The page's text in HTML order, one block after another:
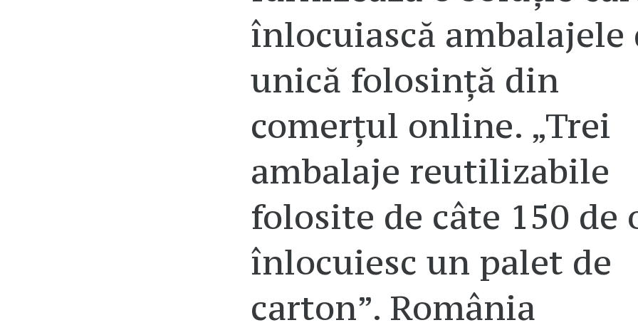
înlocuiască ambalajele
unică folosință din
comerțul online. „Trei
ambalaje reutilizabile
folosite de câte 150 de
înlocuiesc un palet de
carton”. România